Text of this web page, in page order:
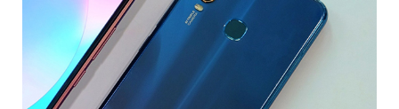
Indonesia | Pilih negara/wilayah